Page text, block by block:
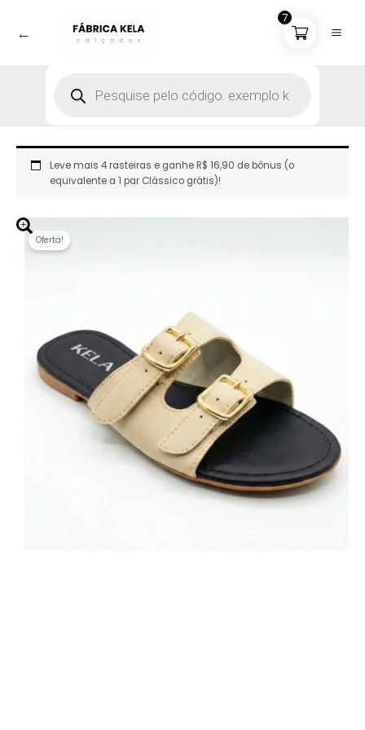
7
←
Leve mais 4 rasteiras e ganhe R$ 16,90 de bônus (o
equivalente a 1 par Clássico grátis)!
Oferta!